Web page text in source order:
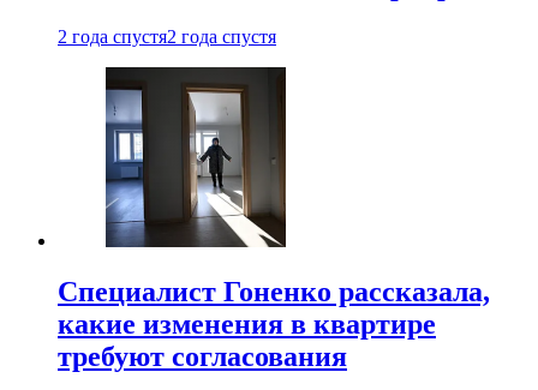
2 года спустя2 года спустя
Специалист Гоненко рассказала,
какие изменения в квартире
требуют согласования